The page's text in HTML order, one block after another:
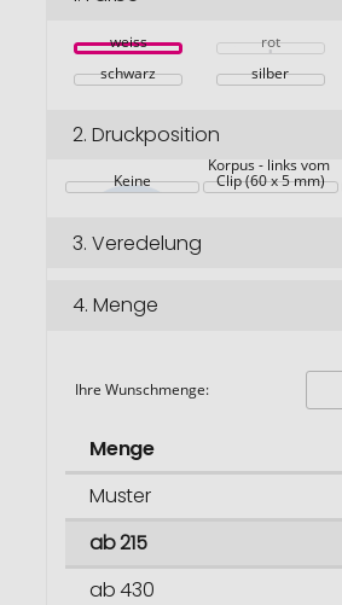
weiss rot
schwarz
silber
2. Druckposition
Keine
Korpus - links vom
Clip (60 x 5 mm)
3. Veredelung
4. Menge
Ihre Wunschmenge:
Menge
Muster
ab 215
ab 430